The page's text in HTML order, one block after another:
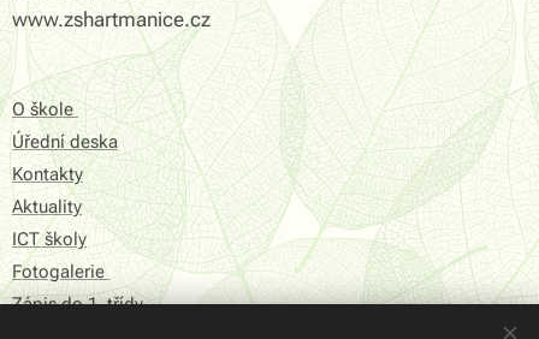
www.zshartmanice.cz
O škole
Úřední deska
Kontakty
Aktuality
ICT školy
Fotogalerie
Zápis do 1. třídy